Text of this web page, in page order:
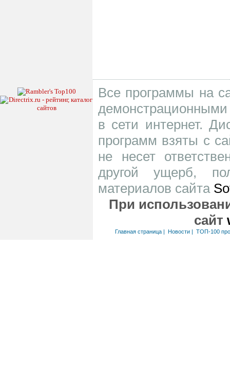
Все программы на
в сети интернет.
программ взяты с
не несет
другой ущерб,
материалов сайта
При
сайт
Главная страница| Новости| ТОП-100